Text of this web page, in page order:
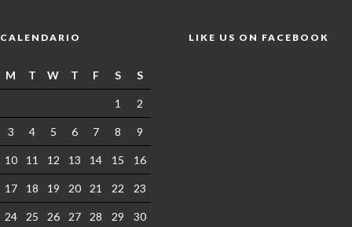
CALENDARIO
M T W T F S S
1 2
3 4 5 6 7 8 9
10 11 12 13 14 15 16
17 18 19 20 21 22 23
24 25 26 27 28 29 30
LIKE US ON FACEBOOK